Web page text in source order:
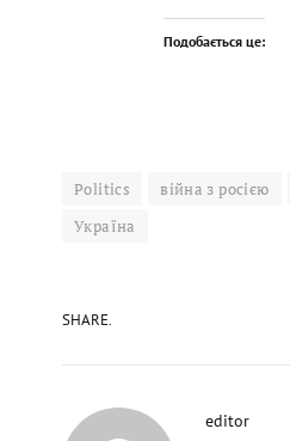
Подобається це:
Politics війна з росією
Україна
SHARE.
editor